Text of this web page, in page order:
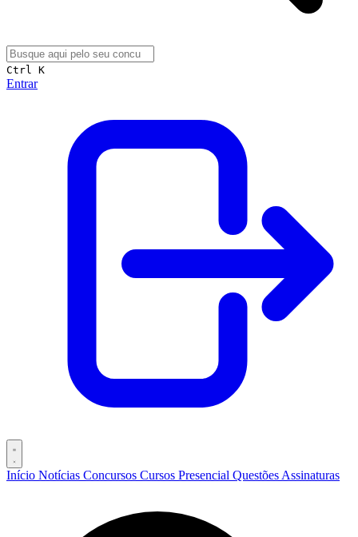
Ctrl K
Entrar
Início Notícias Concursos Cursos Presencial Questões Assinaturas